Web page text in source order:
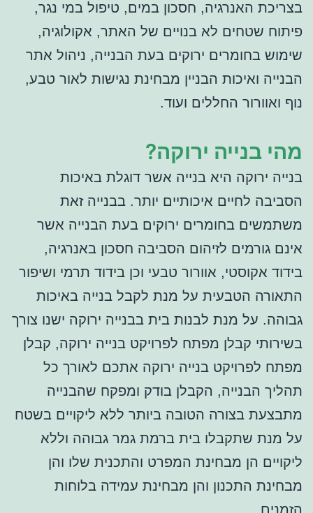
בצריכת האנרגיה, חסכון במים, טיפול במי נגר,
פיתוח שטחים לא בנויים של האתר, אקולוגיה,
שימוש בחומרים ירוקים בעת הבנייה, ניהול אתר
הבנייה ואיכות הבניין מבחינת נגישות לאור טבע,
נוף ואוורור החללים ועוד.
מהי בנייה ירוקה?
בנייה ירוקה היא בנייה אשר דוגלת באיכות
הסביבה לחיים איכותיים יותר. בבנייה זאת
משתמשים בחומרים ירוקים בעת הבנייה אשר
אינם גורמים לזיהום הסביבה חסכון באנרגיה,
בידוד אקוסטי, אוורור טבעי וכן בידוד תרמי ושיפור
התאורה הטבעית על מנת לקבל בנייה באיכות
גבוהה. על מנת לבנות בית בבנייה ירוקה ישנו צורך
בשירותי קבלן מפתח לפרויקט בנייה ירוקה, קבלן
מפתח לפרויקט בנייה ירוקה אתכם לאורך כל
תהליך הבנייה, הקבלן בודק ומפקח שהבנייה
מתבצעת בצורה הטובה ביותר ללא ליקויים בשטח
על מנת שתקבלו בית ברמת גמר גבוהה וללא
ליקויים הן מבחינת המפרט והתכנית שלו והן
מבחינת התכנון והן מבחינת עמידה בלוחות
הזמנים.